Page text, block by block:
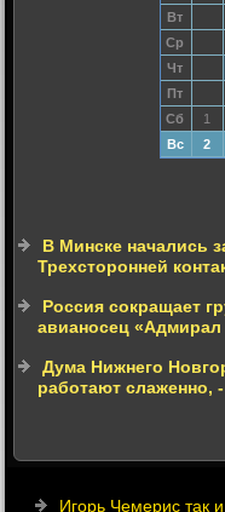
Вт
Ср
Чт
Пт
Сб
1
Вс
2
В Минске начались
Трехсторонней
Россия сокращает
авианосец «Адмирал
Дума Нижнего
работают слаженно,
Игорь Чемерис так